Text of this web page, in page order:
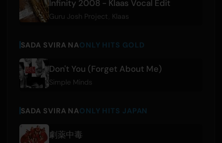
Infinity 2008 - Klaas Vocal Edit
Guru Josh Project Klaas
SADA SVIRA NAONLY HITS GOLD
Don't You (Forget About Me)
Simple Minds
SADA SVIRA NAONLY HITS JAPAN
劇薬中毒